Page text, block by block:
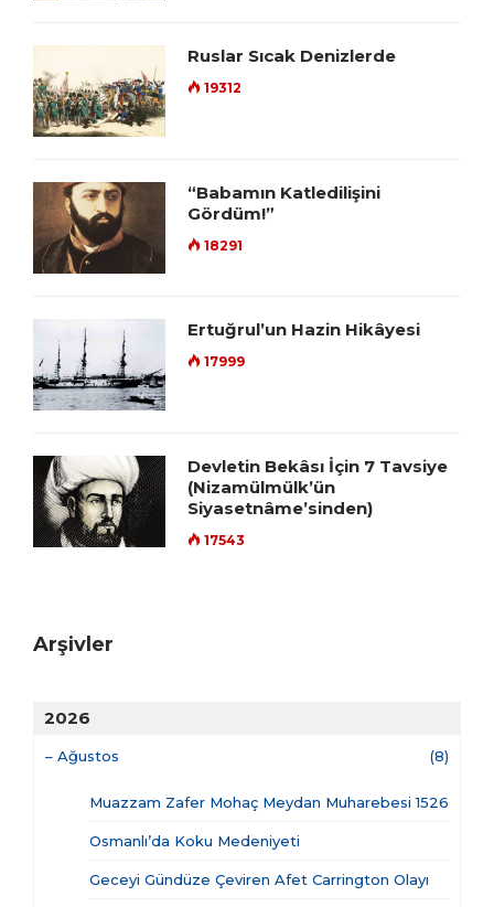
Ruslar Sıcak Denizlerde
19312
“Babamın Katledilişini
Gördüm!”
18291
Ertuğrul’un Hazin Hikâyesi
17999
Devletin Bekâsı İçin 7 Tavsiye
(Nizamülmülk’ün
Siyasetnâme’sinden)
17543
Arşivler
2026
– Ağustos (8)
Muazzam Zafer Mohaç Meydan Muharebesi 1526
Osmanlı’da Koku Medeniyeti
Geceyi Gündüze Çeviren Afet Carrington Olayı